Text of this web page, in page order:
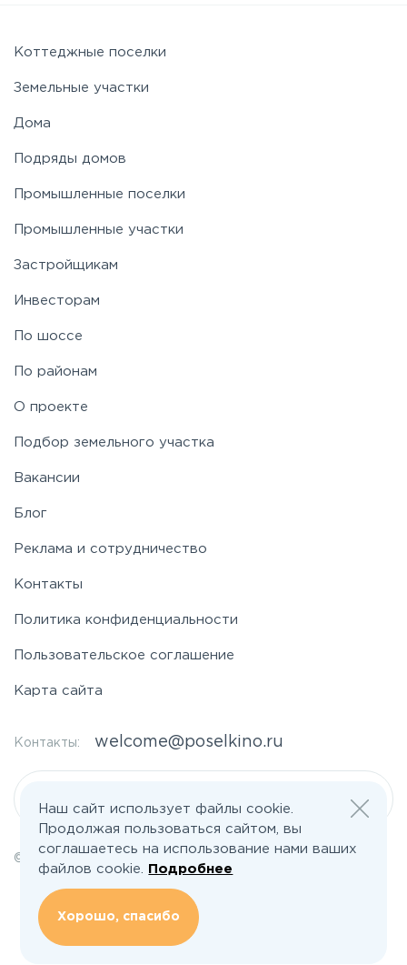
Коттеджные поселки
Земельные участки
Дома
Подряды домов
Промышленные поселки
Промышленные участки
Застройщикам
Инвесторам
По шоссе
По районам
О проекте
Подбор земельного участка
Вакансии
Блог
Реклама и сотрудничество
Контакты
Политика конфиденциальности
Пользовательское соглашение
Карта сайта
Контакты: welcome@poselkino.ru
© 2026 Все права защищены | poselkino.ru
ИП Маслов Дмитрий Валерьевич
ИНН 503406273833
+79647266008
142613, Московская область, Орехово-Зуево, ул. Северная, д.14, кв.145
Наш сайт использует файлы cookie.
Продолжая пользоваться сайтом, вы
соглашаетесь на использование нами ваших
файлов cookie.
Подробнее
Хорошо, спасибо